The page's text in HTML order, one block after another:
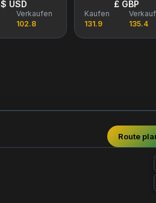
$ USD
Verkaufen
102.8
£ GBP
Kaufen
131.9
135.4
Route